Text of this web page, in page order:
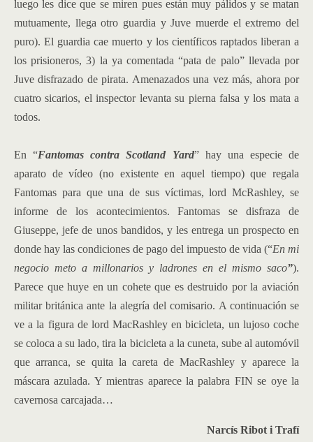
luego les dice que se miren pues están muy pálidos y se matan
mutuamente, llega otro guardia y Juve muerde el extremo del
puro). El guardia cae muerto y los científicos raptados liberan a
los prisioneros, 3) la ya comentada “pata de palo” llevada por
Juve disfrazado de pirata. Amenazados una vez más, ahora por
cuatro sicarios, el inspector levanta su pierna falsa y los mata a
todos.
En “Fantomas contra Scotland Yard” hay una especie de
aparato de vídeo (no existente en aquel tiempo) que regala
Fantomas para que una de sus víctimas, lord McRashley, se
informe de los acontecimientos. Fantomas se disfraza de
Giuseppe, jefe de unos bandidos, y les entrega un prospecto en
donde hay las condiciones de pago del impuesto de vida (“En mi
negocio meto a millonarios y ladrones en el mismo saco”).
Parece que huye en un cohete que es destruido por la aviación
militar británica ante la alegría del comisario. A continuación se
ve a la figura de lord MacRashley en bicicleta, un lujoso coche
se coloca a su lado, tira la bicicleta a la cuneta, sube al automóvil
que arranca, se quita la careta de MacRashley y aparece la
máscara azulada. Y mientras aparece la palabra FIN se oye la
cavernosa carcajada…
Narcís Ribot i Trafí